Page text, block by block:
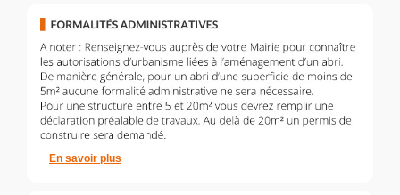
En savoir plus